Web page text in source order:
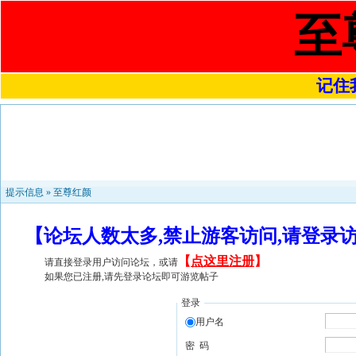
至
记住
提示信息 » 至尊红颜
【论坛人数太多,禁止游客访问,请登
请直接登录用户访问论坛，或请 【 点这里注册】
如果您已注册,请先登录论坛即可游览帖子
登录
用户名
密 码